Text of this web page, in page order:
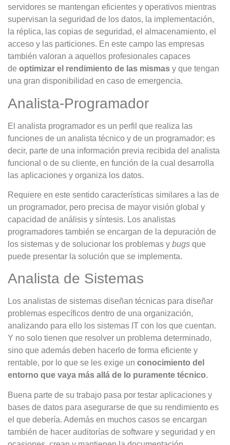
servidores se mantengan eficientes y operativos mientras
supervisan la seguridad de los datos, la implementación,
la réplica, las copias de seguridad, el almacenamiento, el
acceso y las particiones. En este campo las empresas
también valoran a aquellos profesionales capaces
de optimizar el rendimiento de las mismas y que tengan
una gran disponibilidad en caso de emergencia.
Analista-Programador
El analista programador es un perfil que realiza las
funciones de un analista técnico y de un programador; es
decir, parte de una información previa recibida del analista
funcional o de su cliente, en función de la cual desarrolla
las aplicaciones y organiza los datos.
Requiere en este sentido características similares a las de
un programador, pero precisa de mayor visión global y
capacidad de análisis y síntesis. Los analistas
programadores también se encargan de la depuración de
los sistemas y de solucionar los problemas y bugs que
puede presentar la solución que se implementa.
Analista de Sistemas
Los analistas de sistemas diseñan técnicas para diseñar
problemas específicos dentro de una organización,
analizando para ello los sistemas IT con los que cuentan.
Y no solo tienen que resolver un problema determinado,
sino que además deben hacerlo de forma eficiente y
rentable, por lo que se les exige un conocimiento del
entorno que vaya más allá de lo puramente técnico.
Buena parte de su trabajo pasa por testar aplicaciones y
bases de datos para asegurarse de que su rendimiento es
el que debería. Además en muchos casos se encargan
también de hacer auditorías de software y seguridad y en